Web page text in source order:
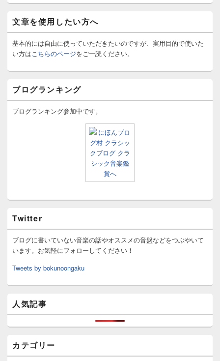
文章を使用したい方へ
基本的には自由に使っていただきたいのですが、実用目的で使いた
い方は こちらのページをご一読ください。
ブログランキング
ブログランキング参加中です。
Twitter
ブログに書いていない音楽の話やオススメの音盤などをつぶやいて
います。お気軽にフォローしてください！
Tweets by bokunoongaku
人気記事
カテゴリー